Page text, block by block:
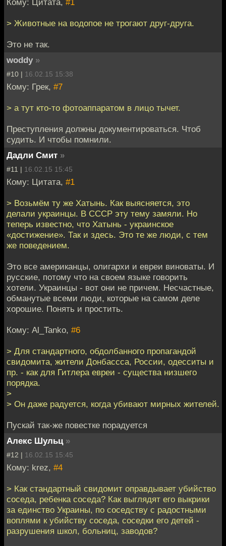
> Животные на водопое не трогают друг-друга.
Это не так.
woddy »
#10 | 16.02.15 15:38
Кому: Грек, #7
> а тут кто-то фотоаппаратом в лицо тычет.
Преступления должны документироваться. Чтоб
судить. И чтобы помнили.
Дадли Смит »
#11 | 16.02.15 15:45
Кому: Цитата, #1
> Возьмём ту же Хатынь. Как выясняется, это
делали украинцы. В СССР эту тему замяли. Но
теперь известно, что Хатынь - украинское
«достижение». Так и здесь. Это те же люди, с тем
же поведением.
Это все американцы, олигархи и евреи виноваты. И
русские, потому что на своем языке говорить
хотели. Украинцы - вот они не причем. Несчастные,
обманутые всеми люди, которые на самом деле
хорошие. Понять и простить.
Кому: Al_Tanko, #6
> Для стандартного, обдолбанного пропагандой
свидомита, жители Донбассса, России, одесситы и
пр. - как для Гитлера евреи - существа низшего
порядка.
>
> Он даже радуется, когда убивают мирных жителей.
Пускай так-же повестке порадуется
Алекс Шульц »
#12 | 16.02.15 15:45
Кому: krez, #4
> Как стандартный свидомит оправдывает убийство
соседа, ребенка соседа? Как выглядят его выкрики
за единство Украины, по соседству с радостными
воплями к убийству соседа, соседки его детей -
разрушения школ, больниц, заводов?